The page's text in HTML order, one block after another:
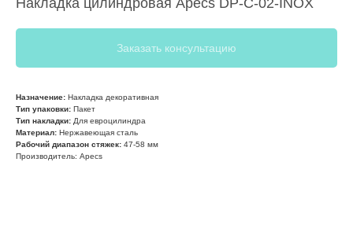
Накладка цилиндровая Apecs DP-C-02-INOX
Заказать консультацию
Назначение: Накладка декоративная
Тип упаковки: Пакет
Тип накладки: Для евроцилиндра
Материал: Нержавеющая сталь
Рабочий диапазон стяжек: 47-58 мм
Производитель: Apecs